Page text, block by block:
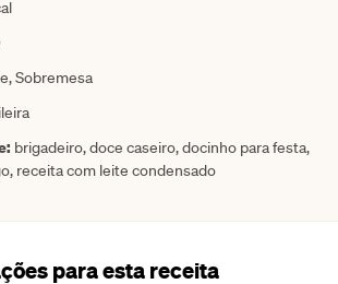
Sobremesa
brigadeiro, doce caseiro, docinho para festa,
receita com leite condensado
para esta receita